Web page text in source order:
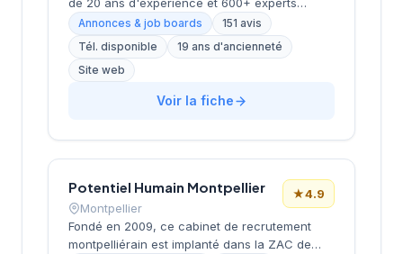
de 20 ans d'expérience et 600+ experts
répartis dans 17 bureaux en France. Propose
des services de recrutement
CDI/CDD/freelance, études de rémunérations
et conseils en carrière. Positionnement en tant
que partenaire de carrière durable mettant
l'humain au cœur de sa mission. Note Google
Annonces & job boards
151 avis
Tél. disponible
19 ans d'ancienneté
Site web
Voir la fiche
Potentiel Humain Montpellier
Montpellier
★4.9
Fondé en 2009, ce cabinet de recrutement
montpelliérain est implanté dans la ZAC de